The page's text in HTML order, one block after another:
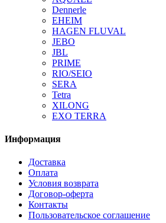
Dennerle
EHEIM
HAGEN FLUVAL
JEBO
JBL
PRIME
RIO/SEIO
SERA
Tetra
XILONG
EXO TERRA
Информация
Доставка
Оплата
Условия возврата
Договор-оферта
Контакты
Пользовательское соглашение